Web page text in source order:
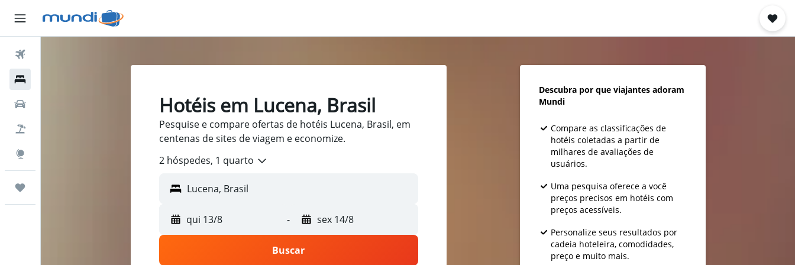
Hotéis em Lucena, Brasil
Pesquise e compare ofertas de hotéis Lucena, Brasil, em
centenas de sites de viagem e economize.
2 hóspedes, 1 quarto
qui 13/8 - sex 14/8
Buscar
Descubra por que viajantes adoram
Mundi
Compare as classificações de
hotéis coletadas a partir de
milhares de avaliações de
usuários.
Uma pesquisa oferece a você
preços precisos em hotéis com
preços acessíveis.
Personalize seus resultados por
cadeia hoteleira, comodidades,
preço e muito mais.